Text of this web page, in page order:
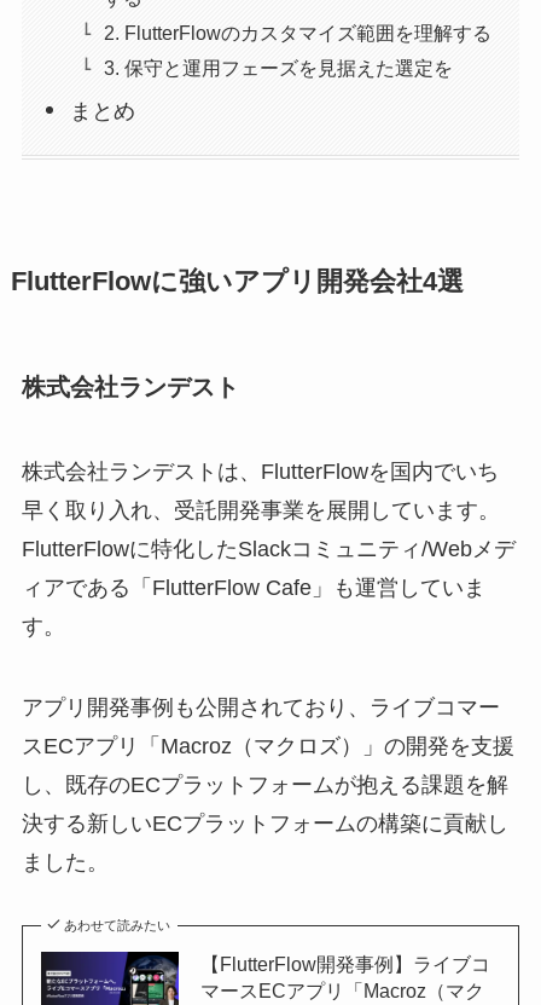
2. FlutterFlowのカスタマイズ範囲を理解する
3. 保守と運用フェーズを見据えた選定を
まとめ
FlutterFlowに強いアプリ開発会社4選
株式会社ランデスト
株式会社ランデストは、FlutterFlowを国内でいち
早く取り入れ、受託開発事業を展開しています。
FlutterFlowに特化したSlackコミュニティ/Webメデ
ィアである「FlutterFlow Cafe」も運営していま
す。
アプリ開発事例も公開されており、ライブコマー
スECアプリ「Macroz（マクロズ）」の開発を支援
し、既存のECプラットフォームが抱える課題を解
決する新しいECプラットフォームの構築に貢献し
ました。
あわせて読みたい
【FlutterFlow開発事例】ライブコ
マースECアプリ「Macroz（マク